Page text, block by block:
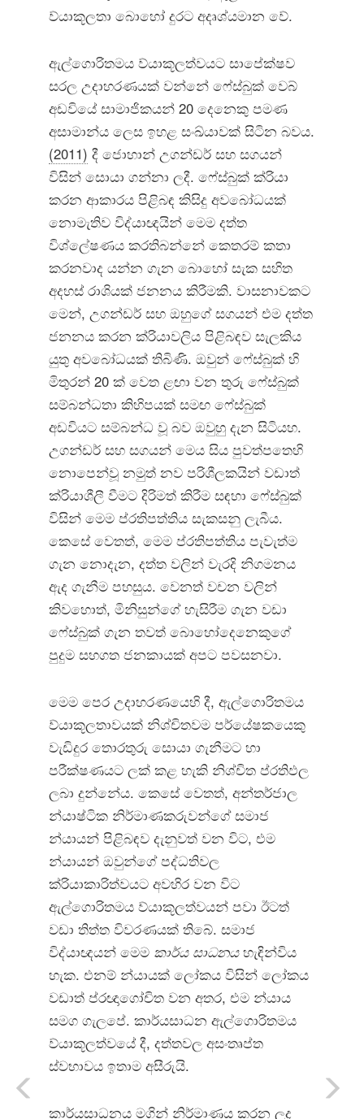
ව්යාකූලතා බොහෝ දුරට අදෘශ්යමාන වේ.
ඇල්ගොරිතමය ව්යාකූලත්වයට සාපේක්ෂව
සරල උදාහරණයක් වන්නේ ෆේස්බුක් වෙබ්
අඩවියේ සාමාජිකයන් 20 දෙනෙකු පමණ
අසාමාන්ය ලෙස ඉහළ සංඛ්යාවක් සිටින බවය.
(2011) දී ජොහාන් උගන්ඩර් සහ සගයන්
විසින් සොයා ගන්නා ලදී. ෆේස්බුක් ක්රියා
කරන ආකාරය පිළිබඳ කිසිදු අවබෝධයක්
නොමැතිව විද්යාඥයින් මෙම දත්ත
විශ්ලේෂණය කරතිබන්නේ කෙතරම් කතා
කරනවාද යන්න ගැන බොහෝ සැක සහිත
අදහස් රාශියක් ජනනය කිරීමකි. වාසනාවකට
මෙන්, උගන්ඩර් සහ ඔහුගේ සගයන් එම දත්ත
ජනනය කරන ක්රියාවලිය පිළිබඳව සැලකිය
යුතු අවබෝධයක් තිබිණි. ඔවුන් ෆේස්බුක් හි
මිතුරන් 20 ක් වෙත ළඟා වන තුරු ෆේස්බුක්
සම්බන්ධතා කිහිපයක් සමඟ ෆේස්බුක්
අඩවියට සම්බන්ධ වූ බව ඔවුහු දැන සිටියහ.
උගන්ඩර් සහ සගයන් මෙය සිය පුවත්පතෙහි
නොපෙන්වූ නමුත් නව පරිශීලකයින් වඩාත්
ක්රියාශීලී වීමට දිරිමත් කිරීම සඳහා ෆේස්බුක්
විසින් මෙම ප්රතිපත්තිය සැකසනු ලැබීය.
කෙසේ වෙතත්, මෙම ප්රතිපත්තිය පැවැත්ම
ගැන නොදැන, දත්ත වලින් වැරදි නිගමනය
ඇද ගැනීම පහසුය. වෙනත් වචන වලින්
කිවහොත්, මිනිසුන්ගේ හැසිරීම ගැන වඩා
ෆේස්බුක් ගැන තවත් බොහෝදෙනෙකුගේ
පුදුම සහගත ජනකායක් අපට පවසනවා.
මෙම පෙර උදාහරණයෙහි දී, ඇල්ගොරිතමය
ව්යාකූලතාවයක් නිශ්චිතවම පර්යේෂකයෙකු
වැඩිදුර තොරතුරු සොයා ගැනීමට හා
පරීක්ෂණයට ලක් කළ හැකි නිශ්චිත ප්රතිඵල
ලබා දුන්නේය. කෙසේ වෙතත්, අන්තර්ජාල
න්යාෂ්ටික නිර්මාණකරුවන්ගේ සමාජ
න්යායන් පිළිබඳව දැනුවත් වන විට, එම
න්යායන් ඔවුන්ගේ පද්ධතිවල
ක්රියාකාරිත්වයට අවහිර වන විට
ඇල්ගොරිතමය ව්යාකූලත්වයන් පවා ඊටත්
වඩා තිත්ත විවරණයක් තිබේ. සමාජ
විද්යාඥයන් මෙම කාර්ය සාධනයහැඳින්විය
හැක. එනම් න්යායක් ලෝකය විසින් ලෝකය
වඩාත් ප්රඥාගෝචිත වන අතර, එම න්යාය
සමග ගැලපේ. කාර්යසාධන ඇල්ගොරිතමය
ව්යාකූලත්වයේ දී, දත්තවල අසංතෘප්ත
ස්වභාවය ඉතාම අසීරුයි.
කාර්යසාධනය මගින් නිර්මාණය කරන ලද